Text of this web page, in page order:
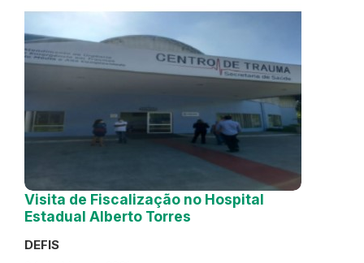
Visita de Fiscalização no Hospital
Estadual Alberto Torres
DEFIS